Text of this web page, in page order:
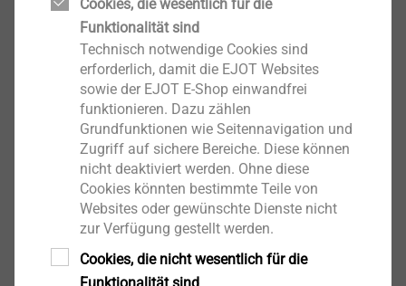
Fassadendübel
Produkt anzeigen
SDP-S-10G
Fassadendübel
Produkt anzeigen
Cookies, die wesentlich für die
Funktionalität sind
Technisch notwendige Cookies sind
erforderlich, damit die EJOT Websites
sowie der EJOT E-Shop einwandfrei
funktionieren. Dazu zählen
Grundfunktionen wie Seitennavigation und
Zugriff auf sichere Bereiche. Diese können
nicht deaktiviert werden. Ohne diese
Cookies könnten bestimmte Teile von
Websites oder gewünschte Dienste nicht
zur Verfügung gestellt werden.
Cookies, die nicht wesentlich für die